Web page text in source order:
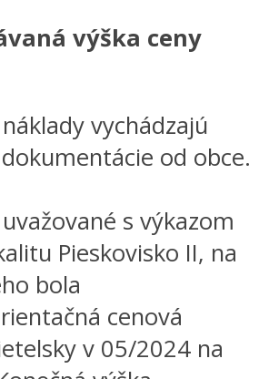
výška ceny
vychádzajú
od obce.
s výkazom
Pieskovisko II, na
bola
cenová
v 05/2024 na